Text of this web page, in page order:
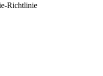
Richtlinie